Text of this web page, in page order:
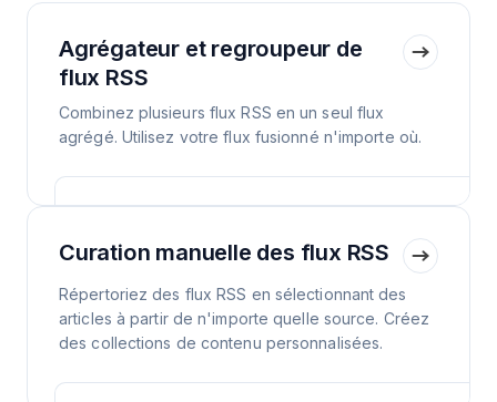
Agrégateur et regroupeur de
flux RSS
Combinez plusieurs flux RSS en un seul flux
agrégé. Utilisez votre flux fusionné n'importe où.
Curation manuelle des flux RSS
Répertoriez des flux RSS en sélectionnant des
articles à partir de n'importe quelle source. Créez
des collections de contenu personnalisées.